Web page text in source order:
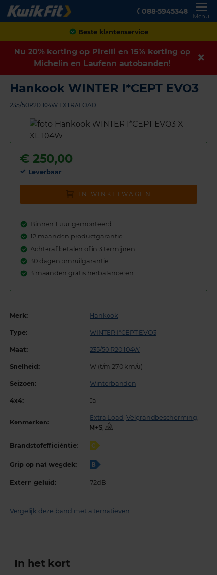
088-5945348
Menu
Achteraf betalen
Nu 20% korting op Pirelli en 15% korting op
Michelin en Laufenn autobanden!
Hankook WINTER I*CEPT EVO3
235/50R20 104W EXTRALOAD
€ 250,00
Leverbaar
IN WINKELWAGEN
Binnen 1 uur gemonteerd
12 maanden productgarantie
Achteraf betalen of in 3 termijnen
30 dagen omruilgarantie
3 maanden gratis herbalanceren
Merk: Hankook
Type: WINTER I*CEPT EVO3
Maat: 235/50 R20 104W
Snelheid: W (t/m 270 km/u)
Seizoen: Winterbanden
4x4: Ja
Kenmerken:
Extra Load Velgrandbescherming
,
Brandstofefficiëntie: C
Grip op nat wegdek: B
Extern geluid: 72dB
Vergelijk deze band met alternatieven
In het kort